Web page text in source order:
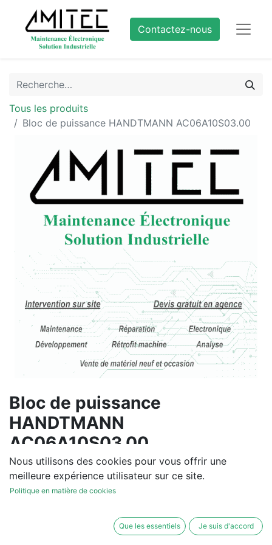
Contactez-nous
Tous les produits
Bloc de puissance HANDTMANN AC06A10S03.00
Bloc de puissance
HANDTMANN
AC06A10S03.00
Vous souhaitez un devis de
réparation ou de vente, un
diagnostic sur site?
Contactez-nous
Nous utilisons des cookies pour vous offrir une
meilleure expérience utilisateur sur ce site.
Politique en matière de cookies
Que les essentiels Je suis d'accord